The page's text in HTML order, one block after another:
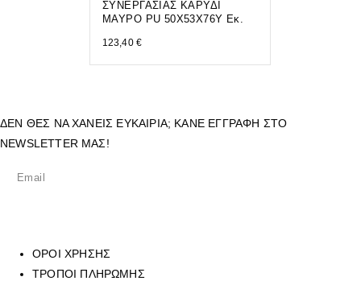
ΣΥΝΕΡΓΑΣΙΑΣ ΚΑΡΥΔΙ
ΜΑΥΡΟ PU 50Χ53Χ76Υ Εκ.
123,40 €
ΔΕΝ ΘΕΣ ΝΑ ΧΑΝΕΙΣ ΕΥΚΑΙΡΙΑ; ΚΑΝΕ ΕΓΓΡΑΦΗ ΣΤΟ
NEWSLETTER ΜΑΣ!
ΟΡΟΙ ΧΡΗΣΗΣ
ΤΡΟΠΟΙ ΠΛΗΡΩΜΗΣ